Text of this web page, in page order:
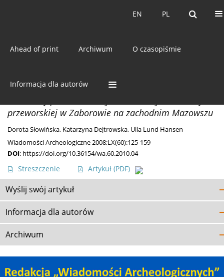
PL
EN PL
EN
Ahead of print Archiwum O czasopiśmie
Informacja dla autorów
AutorUlla Lund Hansen
MISCELLANEA
przeworskiej w Zaborowie na zachodnim Mazowszu
Dorota Słowińska, Katarzyna Dejtrowska, Ulla Lund Hansen
Wiadomości Archeologiczne 2008;LX(60):125-159
DOI: https://doi.org/10.36154/wa.60.2010.04
Streszczenie Artykuł (PDF)
Wyślij swój artykuł
Informacja dla autorów
Archiwum